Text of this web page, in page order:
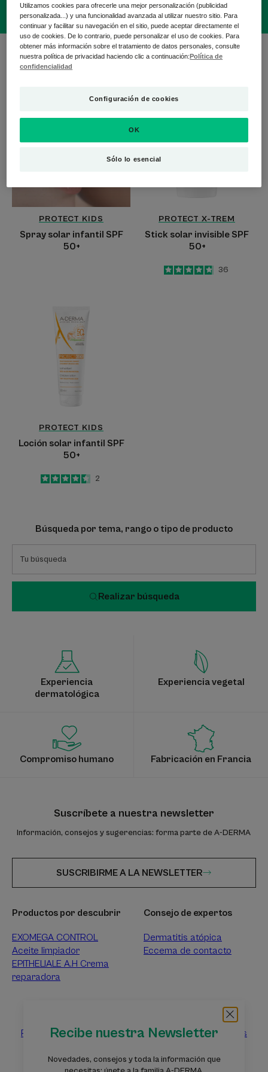
3 resultados "Protección solar para
bebés/niños"
Spray
infantil
PROTECT KIDS
Spray solar infantil SPF
50+
invisible
PROTECT X-TREM
Stick solar invisible SPF
50+
4.8
/
5
36
solar
infantil
SPF
50+
PROTECT KIDS
Loción solar infantil SPF
50+
4.5
/5
2
Búsqueda por tema, rango o tipo de producto
Realizar búsqueda
Recibe nuestra Newsletter
Novedades, consejos y toda la información que
Experiencia
dermatológica
Experiencia vegetal
Compromiso humano Fabricación en Francia
Suscríbete a nuestra newsletter
Información, consejos y sugerencias: forma parte de A-DERMA
SUSCRIBIRME A LA NEWSLETTER
Productos por descubrir
EXOMEGA CONTROL
Aceite limpiador
EPITHELIALE A.H Crema
reparadora
Consejo de expertos
Dermatitis atópica
Eccema de contacto
Preguntas frecuentesPonte en contacto con nosotros
Utilizamos cookies para ofrecerle una mejor personalización (publicidad
personalizada...) y una funcionalidad avanzada al utilizar nuestro sitio. Para
continuar y facilitar su navegación en el sitio, puede aceptar directamente el
uso de cookies. De lo contrario, puede personalizar el uso de cookies. Para
obtener más información sobre el tratamiento de datos personales, consulte
nuestra política de privacidad haciendo clic a continuación: Política de
confidencialidad
Configuración de cookies
Sólo lo esencial
OK